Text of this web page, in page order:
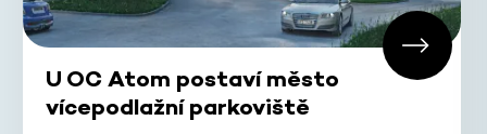
U OC Atom postaví město
vícepodlažní parkoviště